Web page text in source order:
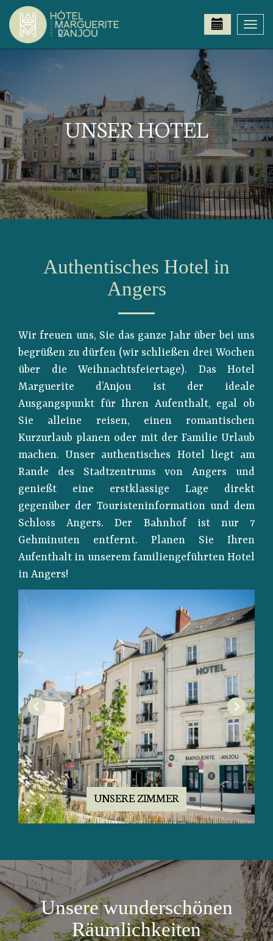
UNSER HOTEL
Authentisches Hotel in
Angers
Wir freuen uns, Sie das ganze Jahr über bei uns
begrüßen zu dürfen (wir schließen drei Wochen
über die Weihnachtsfeiertage). Das Hotel
Marguerite d’Anjou ist der ideale
Ausgangspunkt für Ihren Aufenthalt, egal ob
Sie alleine reisen, einen romantischen
Kurzurlaub planen oder mit der Familie Urlaub
machen. Unser authentisches Hotel liegt am
Rande des Stadtzentrums von Angers und
genießt eine erstklassige Lage direkt
gegenüber der Touristeninformation und dem
Schloss Angers. Der Bahnhof ist nur 7
Gehminuten entfernt. Planen Sie Ihren
Aufenthalt in unserem familiengeführten Hotel
in Angers!
UNSERE ZIMMER
Unsere wunderschönen
Räumlichkeiten